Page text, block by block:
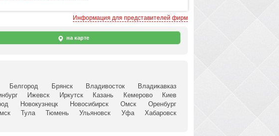
Информация для представителей фирм
на карте
Белгород Брянск Владивосток
Владикавказ
Ижевск Иркутск Казань Кемерово
Киев
Новокузнецк Новосибирск Омск
Оренбург
Тула Тюмень Ульяновск Уфа
Хабаровск